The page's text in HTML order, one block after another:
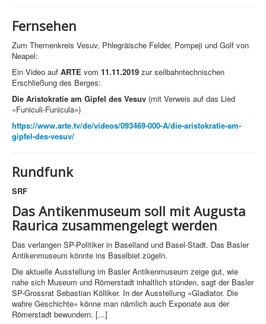
Fernsehen
Zum Themenkreis Vesuv, Phlegräische Felder, Pompeji und Golf von
Neapel:
Ein Video auf ARTE vom 11.11.2019 zur seilbahntechnischen
Erschließung des Berges:
Die Aristokratie am Gipfel des Vesuv (mit Verweis auf das Lied
«Funiculi-Funicula»)
https://www.arte.tv/de/videos/093469-000-A/die-aristokratie-am-
gipfel-des-vesuv/
Rundfunk
SRF
Das Antikenmuseum soll mit Augusta
Raurica zusammengelegt werden
Das verlangen SP-Politiker in Baselland und Basel-Stadt. Das Basler
Antikenmuseum könnte ins Baselbiet zügeln.
Die aktuelle Ausstellung im Basler Antikenmuseum zeige gut, wie
nahe sich Museum und Römerstadt inhaltlich stünden, sagt der Basler
SP-Grossrat Sebastian Kölliker. In der Ausstellung «Gladiator. Die
wahre Geschichte» könne man nämlich auch Exponate aus der
Römerstadt bewundern. [...]